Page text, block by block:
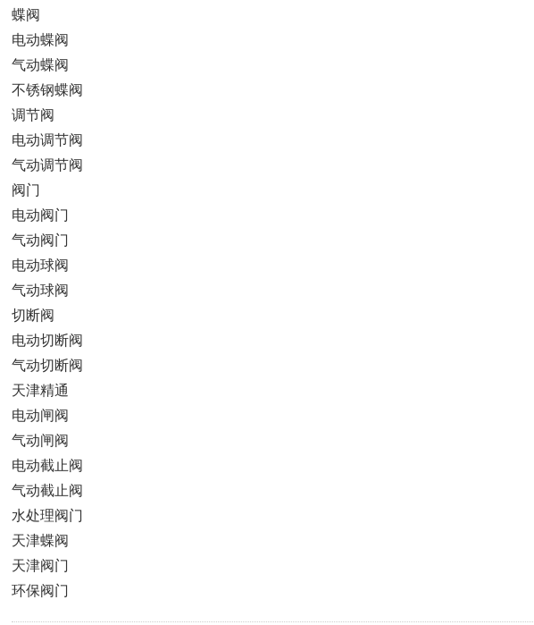
蝶阀
电动蝶阀
气动蝶阀
不锈钢蝶阀
调节阀
电动调节阀
气动调节阀
阀门
电动阀门
气动阀门
电动球阀
气动球阀
切断阀
电动切断阀
气动切断阀
天津精通
电动闸阀
气动闸阀
电动截止阀
气动截止阀
水处理阀门
天津蝶阀
天津阀门
环保阀门